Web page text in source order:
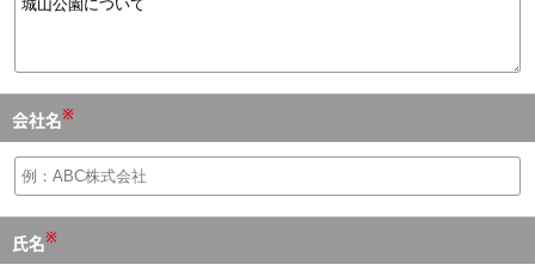
会社名※
氏名※